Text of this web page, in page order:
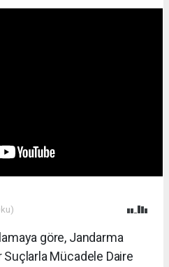
göre, Jandarma
Suçlarla Mücadele Daire